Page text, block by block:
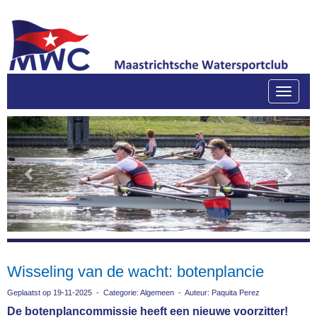
Previous Next
Wisseling van de wacht: botenplancie
Geplaatst op 19-11-2025 - Categorie: Algemeen - Auteur: Paquita Perez
De botenplancommissie heeft een nieuwe voorzitter!